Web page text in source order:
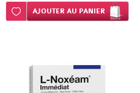
Ajouter à ma liste d’envie
AJOUTERAU PANIER